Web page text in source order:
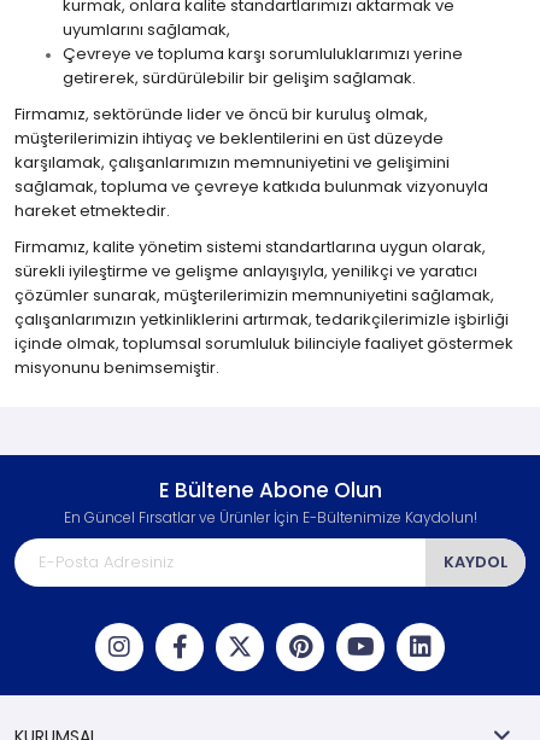
kurmak, onlara kalite standartlarımızı aktarmak ve
uyumlarını sağlamak,
Çevreye ve topluma karşı sorumluluklarımızı yerine
getirerek, sürdürülebilir bir gelişim sağlamak.
Firmamız, sektöründe lider ve öncü bir kuruluş olmak,
müşterilerimizin ihtiyaç ve beklentilerini en üst düzeyde
karşılamak, çalışanlarımızın memnuniyetini ve gelişimini
sağlamak, topluma ve çevreye katkıda bulunmak vizyonuyla
hareket etmektedir.
Firmamız, kalite yönetim sistemi standartlarına uygun olarak,
sürekli iyileştirme ve gelişme anlayışıyla, yenilikçi ve yaratıcı
çözümler sunarak, müşterilerimizin memnuniyetini sağlamak,
çalışanlarımızın yetkinliklerini artırmak, tedarikçilerimizle işbirliği
içinde olmak, toplumsal sorumluluk bilinciyle faaliyet göstermek
misyonunu benimsemiştir.
E Bültene Abone Olun
En Güncel Fırsatlar ve Ürünler İçin E-Bültenimize Kaydolun!
KAYDOL
KURUMSAL